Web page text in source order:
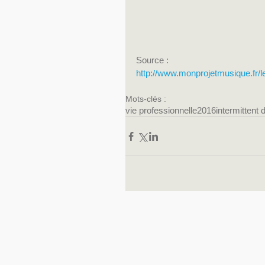
Source :
http://www.monprojetmusique.fr/
Mots-clés :
vie professionnelle2016intermittent